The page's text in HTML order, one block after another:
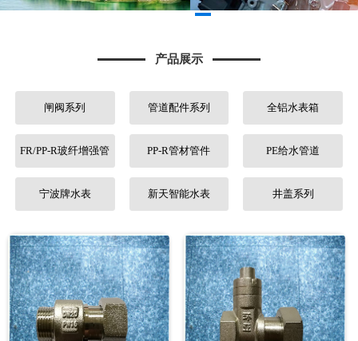
产品展示
闸阀系列 管道配件系列 全铝水表箱
FR/PP-R玻纤增强管 PP-R管材管件 PE给水管道
宁波牌水表 新天智能水表 井盖系列
工程案例
荣誉资质
行业知识
联系我们